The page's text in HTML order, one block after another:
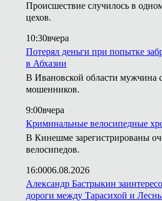
Происшествие случилось в
цехов.
10:30вчера
Потерял деньги при попытке
в Абхазии
В Ивановской области мужчина
мошенников.
9:00вчера
Криминальные велосипедные
В Кинешме зарегистрированы
велосипедов.
16:0006.08.2026
Александр Бастрыкин
дороги между Тарасихой и